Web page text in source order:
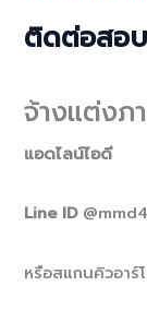
ติดต่อสอบ
จ้างแต่ง
แอดไลน์ไอดี
Line ID
หรือสแกนคิวอา